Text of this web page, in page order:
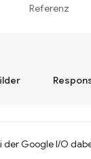
Referenz
der Google I/O